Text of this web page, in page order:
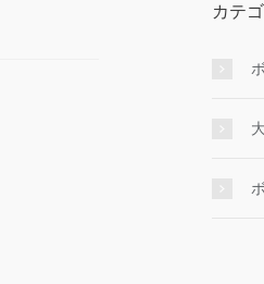
カテ